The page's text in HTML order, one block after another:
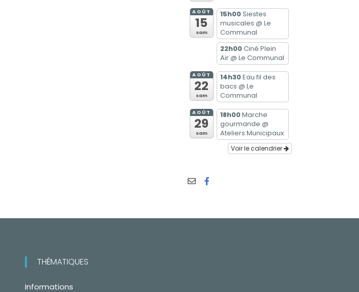
AOÛT
15
sam
15h00Siestes
musicales @ Le
Communal
22h00Ciné Plein
Air @ Le Communal
AOÛT
22
sam
14h30Eau fil des
bacs @ Le
Communal
AOÛT
29
sam
18h00Marche
gourmande @
Ateliers Municipaux
Voir le calendrier
THÉMATIQUES
Informations